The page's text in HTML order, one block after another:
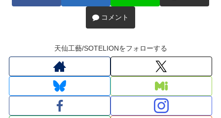
コメント
天仙工藝/SOTELIONをフォローする